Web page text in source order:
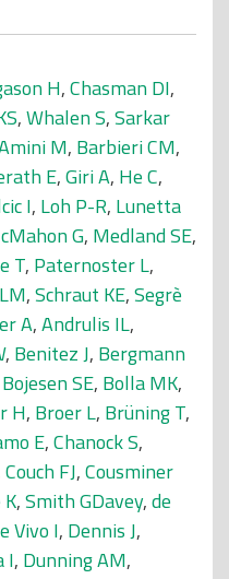
H,Chasman DI,
,Whalen S,Sarkar
M, Barbieri CM,
E,Giri A, He C,
I, Loh P-R, Lunetta
G, Medland SE,
T, Paternoster L,
,Schraut KE,Segrè
A,Andrulis IL,
, Benitez J, Bergmann
Bojesen SE, Bolla MK,
H, Broer L, Brüning T,
E,Chanock S,
Couch FJ,Cousminer
,Smith GDavey,de
Vivo I, Dennis J,
I, Dunning AM,